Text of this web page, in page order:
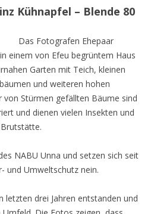
Kühnapfel – Blende 80
Das Fotografen Ehepaar
einem von Efeu begrüntem Haus
Garten mit Teich, kleinen
und weiteren hohen
von Stürmen gefällten Bäume sind
und dienen vielen Insekten und
NABU Unna und setzen sich seit
und Umweltschutz nein.
letzten drei Jahren entstanden und